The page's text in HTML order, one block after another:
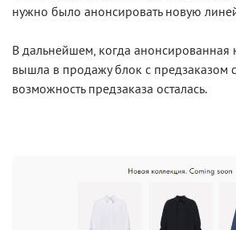
нужно было анонсировать новую
В дальнейшем, когда анонсированная
вышла в продажу блок с предзаказом
возможность предзаказа осталась.